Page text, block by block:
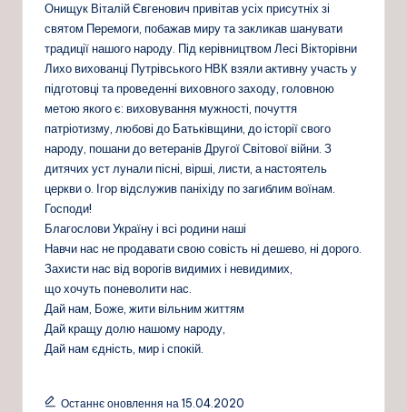
Онищук Віталій Євгенович привітав усіх присутніх зі
святом Перемоги, побажав миру та закликав шанувати
традиції нашого народу. Під керівництвом Лесі Вікторівни
Лихо вихованці Путрівського НВК взяли активну участь у
підготовці та проведенні виховного заходу, головною
метою якого є: виховування мужності, почуття
патріотизму, любові до Батьківщини, до історії свого
народу, пошани до ветеранів Другої Світової війни. З
дитячих уст лунали пісні, вірші, листи, а настоятель
церкви о. Ігор відслужив паніхіду по загиблим воїнам.
Господи!
Благослови Україну і всі родини наші
Навчи нас не продавати свою совість ні дешево, ні дорого.
Захисти нас від ворогів видимих і невидимих,
що хочуть поневолити нас.
Дай нам, Боже, жити вільним життям
Дай кращу долю нашому народу,
Дай нам єдність, мир і спокій.
Останнє оновлення на 15.04.2020